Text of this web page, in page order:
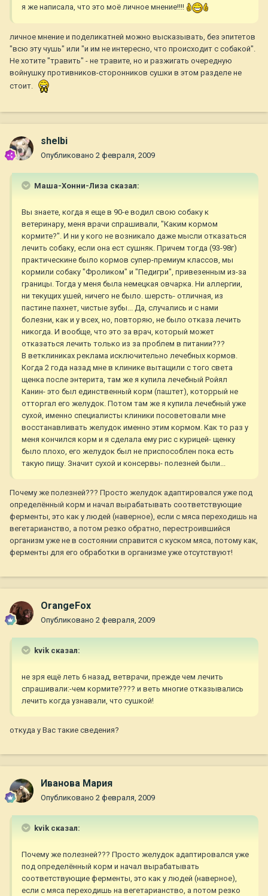
я же написала, что это моё личное мнение!!!!
личное мнение и поделикатней можно высказывать, без эпитетов
"всю эту чушь" или "и им не интересно, что происходит с собакой".
Не хотите "травить" - не травите, но и разжигать очередную
войнушку противников-сторонников сушки в этом разделе не
стоит.
shelbi
Опубликовано 2 февраля, 2009
Маша-Хонни-Лиза сказал:
Вы знаете, когда я еще в 90-е водил свою собаку к
ветеринару, меня врачи спрашивали, "Каким кормом
кормите?". И ни у кого не возникало даже мысли отказаться
лечить собаку, если она ест сушняк. Причем тогда (93-98г)
практическине было кормов супер-премиум классов, мы
кормили собаку "Фроликом" и "Педигри", привезенным из-за
границы. Тогда у меня была немецкая овчарка. Ни аллергии,
ни текущих ушей, ничего не было. шерсть- отличная, из
пастине пахнет, чистые зубы... Да, случались и с нами
болезни, как и у всех, но, повторяю, не было отказа лечить
никогда. И вообще, что это за врач, который может
отказаться лечить только из за проблем в питании???
В ветклиниках реклама исключительно лечебных кормов.
Когда 2 года назад мне в клинике вытащили с того света
щенка после энтерита, там же я купила лечебный Ройял
Канин- это был единственный корм (паштет), которрый не
отторгал его желудок. Потом там же я купила лечебный уже
сухой, именно специалисты клиники посоветовали мне
восстанавливать желудок именно этим кормом. Как то раз у
меня кончился корм и я сделала ему рис с курицей- щенку
было плохо, его желудок был не приспособлен пока есть
такую пищу. Значит сухой и консервы- полезней были...
Почему же полезней??? Просто желудок адаптировался уже под
определённый корм и начал вырабатывать соответствующие
ферменты, это как у людей (наверное), если с мяса переходишь на
вегетарианство, а потом резко обратно, перестроившийся
организм уже не в состоянии справится с куском мяса, потому как,
ферменты для его обработки в организме уже отсутствуют!
OrangeFox
Опубликовано 2 февраля, 2009
kvik сказал:
не зря ещё леть 6 назад, ветврачи, прежде чем лечить
спрашивали:-чем кормите???? и веть многие отказывались
лечить когда узнавали, что сушкой!
откуда у Вас такие сведения?
Иванова Мария
Опубликовано 2 февраля, 2009
kvik сказал:
Почему же полезней??? Просто желудок адаптировался уже
под определённый корм и начал вырабатывать
соответствующие ферменты, это как у людей (наверное),
если с мяса переходишь на вегетарианство, а потом резко